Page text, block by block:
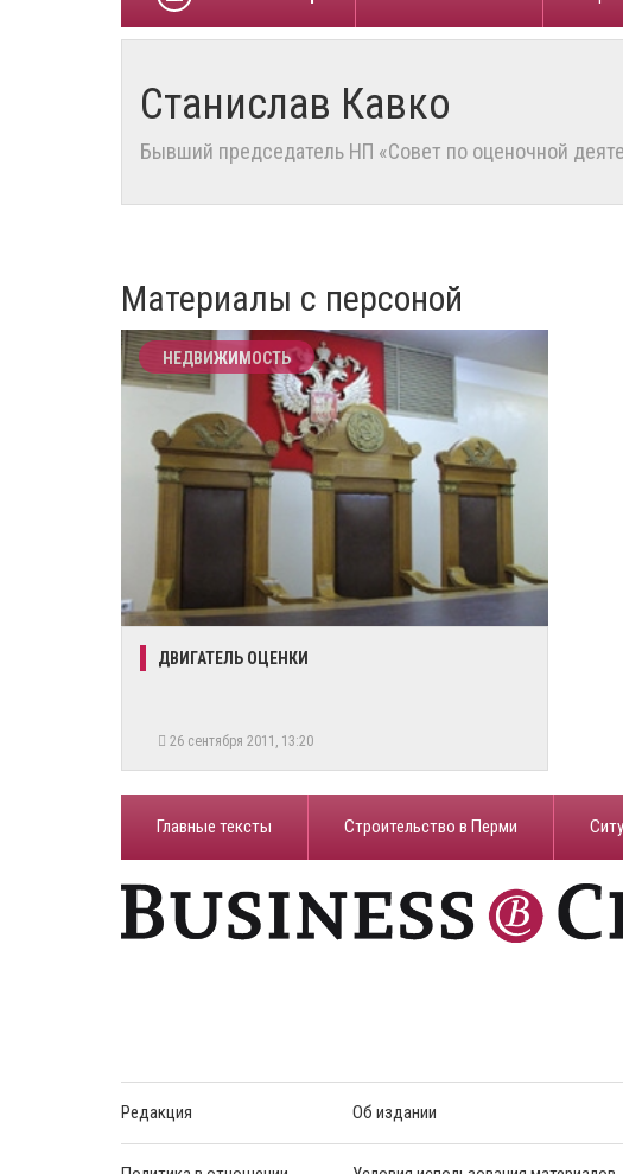
Станислав Кавко
Бывший председатель НП «Совет по оценочной
Материалы с персоной
НЕДВИЖИМОСТЬ
ДВИГАТЕЛЬ ОЦЕНКИ
26 сентября 2011, 13:20
Главные тексты Строительство в Перми
Редакция Об издании